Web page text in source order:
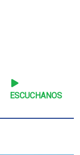
ESCUCHANOS